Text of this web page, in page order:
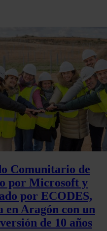
Comunitario de
por Microsoft y
por ECODES,
en Aragón con un
de 10 años